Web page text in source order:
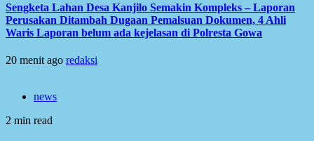
Sengketa Lahan Desa Kanjilo Semakin Kompleks – Laporan
Perusakan Ditambah Dugaan Pemalsuan Dokumen, 4 Ahli
Waris Laporan belum ada kejelasan di Polresta Gowa
20 menit ago redaksi
news
2 min read